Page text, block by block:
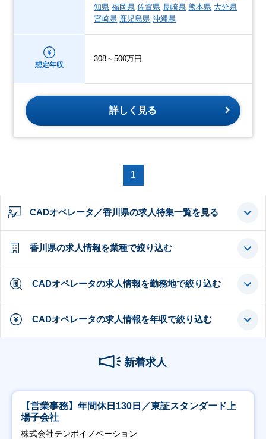
知県 福岡県 佐賀県 長崎県 熊本県 大分県
宮崎県 鹿児島県 沖縄県
想定年収
308～500万円
詳しく見る
1
CADオペレータ／香川県の求人特集一覧を見る
香川県の求人情報を業種で絞り込む
CADオペレータの求人情報を勤務地で絞り込む
CADオペレータの求人情報を年収で絞り込む
新着求人
【営業事務】年間休日130日／東証スタンダード上
場子会社
株式会社テンポイノベーション